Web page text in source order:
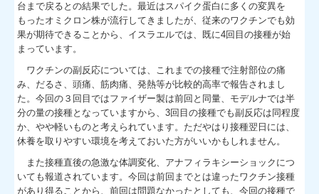
台まで戻るとの結果でした。最近はスパイク蛋白に多くの変異を
もったオミクロン株が流行してきましたが、従来のワクチンでも効
果が期待できることから、イスラエルでは、既に4回目の接種が始
まっています。
ワクチンの副反応については、これまでの接種で注射部位の痛
み、だるさ、頭痛、筋肉痛、発熱等が比較的高率で報告されまし
た。今回の３回目ではファイザー製は前回と同量、モデルナでは半
分の量の接種となっていますから、3回目の接種でも副反応は同程度
か、やや軽いものと考えられています。ただやはり接種翌日には、
休養を取りやすい環境を考えておいた方がいいかもしれません。
また接種直後の急激な体調変化、アナフィラキシーショックにつ
いても報道されています。今回は前回までとは違ったワクチン接種
があり得ることから、前回は問題なかったとしても、今回の接種で